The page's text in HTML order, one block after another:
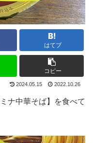
はてブ
コピー
2024.05.15 2022.10.26
ナ中華そば】を食べて